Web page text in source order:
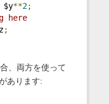
**2;
here
;
、両方を使って
あります: